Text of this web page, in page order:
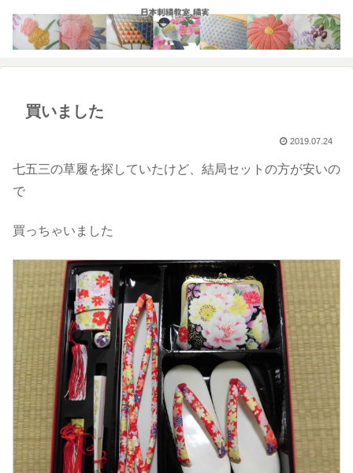
買いました
2019.07.24
七五三の草履を探していたけど、結局セットの方が安いの
で
買っちゃいました